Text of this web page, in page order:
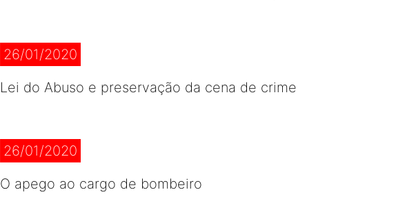
26/01/2020
Lei do Abuso e preservação da cena de crime
26/01/2020
O apego ao cargo de bombeiro